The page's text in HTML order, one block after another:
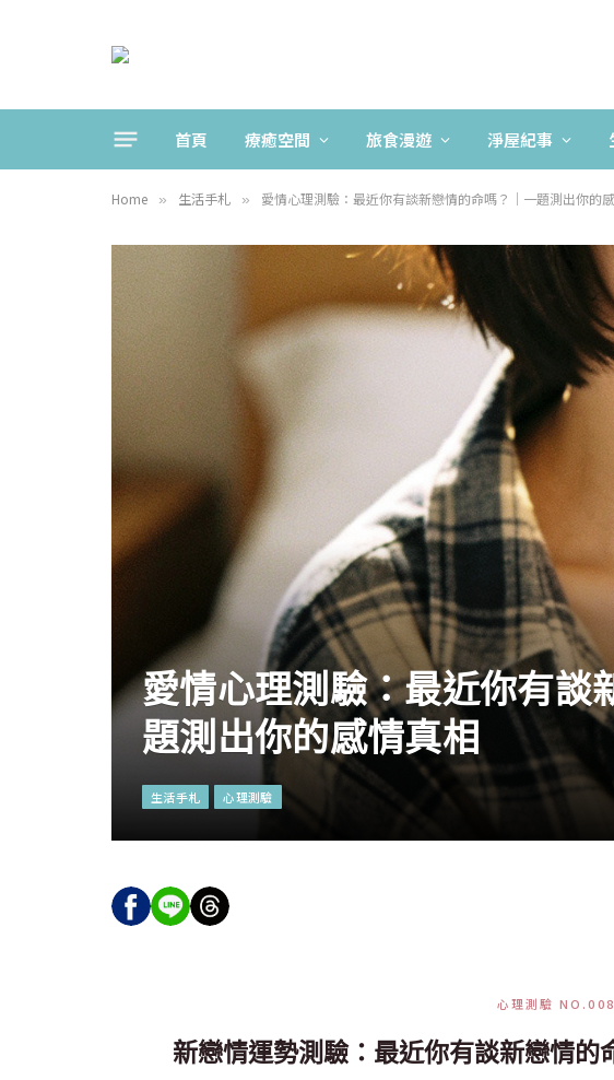
首頁 療癒空間 旅食漫遊 淨屋紀事
Home » 生活手札 » 愛情心理測驗：最近你有談新戀情的命嗎？｜一題測出你的
愛情心理測驗：最近你有談
題測出你的感情真相
生活手札 心理測驗
心理測驗 NO.008
新戀情運勢測驗：最近你有談新戀情的